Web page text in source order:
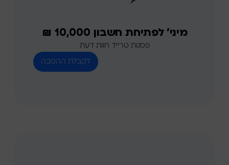
מיני' לפתיחת חשבון 10,000 ₪
פסגות טרייד חוות דעת